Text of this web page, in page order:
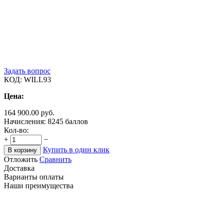
Задать вопрос
КОД: WILL93
Цена:
164 900.00 руб.
Начисления: 8245 баллов
Кол-во:
+
−
В корзину
Купить в один клик
Отложить Сравнить
Доставка
Варианты оплаты
Наши преимущества